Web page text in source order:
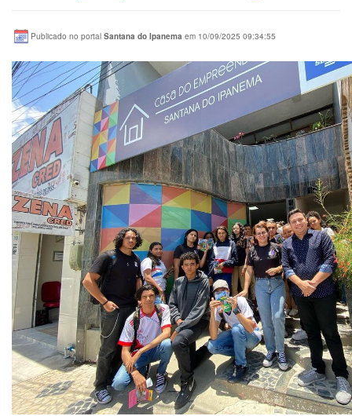
Publicado no portal Santana do Ipanema em 10/09/2025 09:34:55